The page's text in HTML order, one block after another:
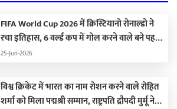
FIFA World Cup 2026 में क्रिस्टियानो रोनाल्डो ने
रचा इतिहास, 6 वर्ल्ड कप में गोल करने वाले बने पहले
खिलाड़ी, आलोचकों को यूं किया शांत
25-Jun-2026
विश्व क्रिकेट में भारत का नाम रोशन करने वाले रोहित
शर्मा को मिला पद्मश्री सम्मान, राष्ट्रपति द्रौपदी मुर्मू ने